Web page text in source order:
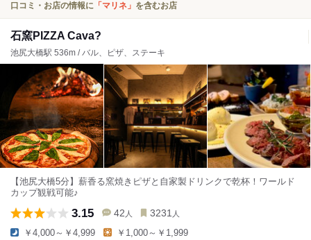
口コミ・お店の情報に 「マリネ」 を含むお店
石窯PIZZA Cava?
池尻大橋駅 536m / バル、ピザ、ステーキ
【池尻大橋5分】薪香る窯焼きピザと自家製ドリンクで乾杯！ワールド
カップ観戦可能♪
3.15 42 人 3231 人
￥4,000～￥4,999 ￥1,000～￥1,999